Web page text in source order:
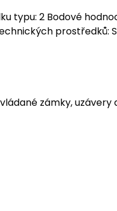
typu: 2 Bodové
prostředků:
zámky,